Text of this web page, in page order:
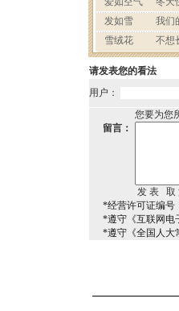
请发表您的看法
用户：
您要为您
留言：
*经营许可证编号
*遵守《互联网电
*遵守《全国人大